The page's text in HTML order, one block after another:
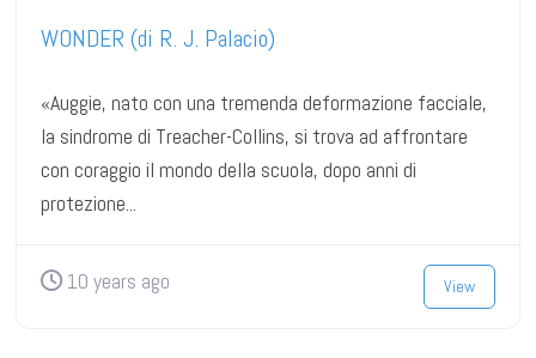
WONDER (di R. J. Palacio)
«Auggie, nato con una tremenda deformazione facciale,
la sindrome di Treacher-Collins, si trova ad affrontare
con coraggio il mondo della scuola, dopo anni di
protezione...
10 years ago View